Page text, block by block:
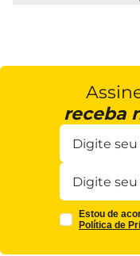
receba
Estou de
Política de